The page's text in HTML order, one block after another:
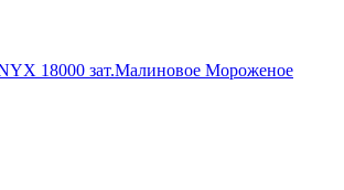
18000 зат.Малиновое Мороженое